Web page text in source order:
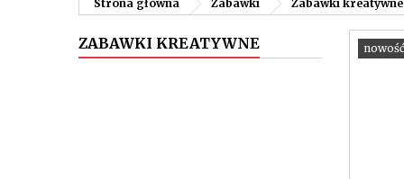
Strona główna Zabawki Zabawki kreatywne
ZABAWKI KREATYWNE nowość